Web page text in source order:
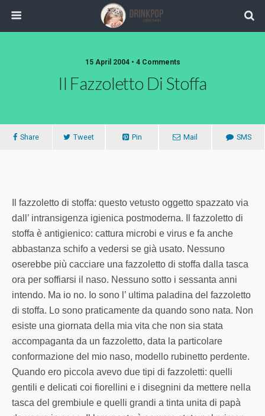
15 April 2004 • 4 Comments
Il Fazzoletto Di Stoffa
Share Tweet Pin Mail SMS
Il fazzoletto di stoffa: questo vetusto oggetto spazzato via
dall’ intransigenza igienica postmoderna. Il fazzoletto di
stoffa è antigienico: cattura microbi e virus e fa anche
abbastanza schifo a vedersi se già usato. Nessuno
oserebbe più cacciare una fazzoletto di stoffa dalla tasca
ora per soffiarsi il naso. Nessuno sotto i sessanta anni
intendo. Ma io no. Io sono l’ ultima paladina del fazzoletto
di stoffa. Lo sono praticamente da quando sono nata. Non
esiste una giornata della mia vita che non sia stata
accompaganta da un fazzoletto, data la particolare
conformazione del mio naso, modello rubinetto perdente.
Quando ero piccola avevo due tipi di fazzoletti: quelli
gentili e delicati coi fiorellini e i disegnini da mettere nella
tasca del grembiule e quelli grandi a tinta unita di papà